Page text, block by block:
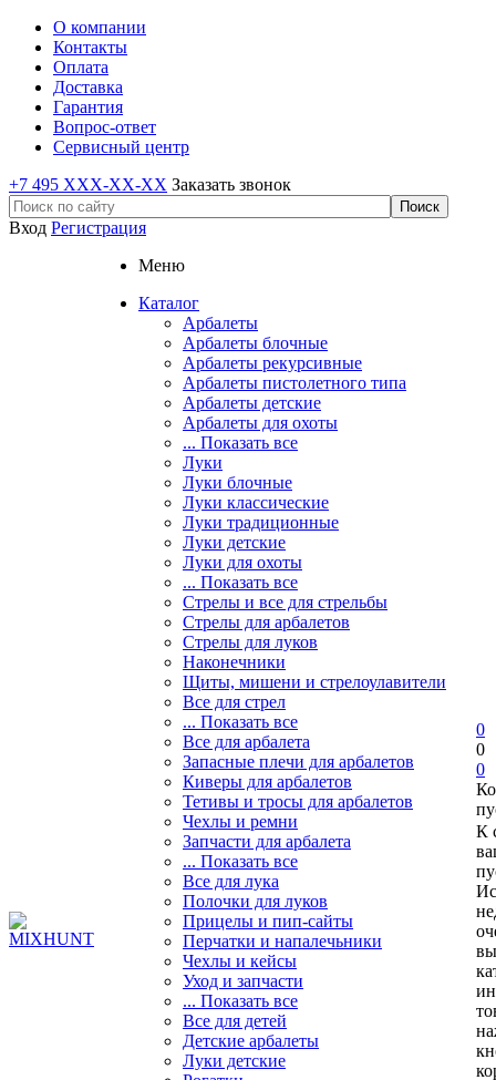
О компании
Контакты
Оплата
Доставка
Гарантия
Вопрос-ответ
Сервисный центр
+7 495 XXX-XX-XX Заказать звонок
Вход Регистрация
Меню
Каталог
Арбалеты
Арбалеты блочные
Арбалеты рекурсивные
Арбалеты пистолетного типа
Арбалеты детские
Арбалеты для охоты
... Показать все
Луки
Луки блочные
Луки классические
Луки традиционные
Луки детские
Луки для охоты
... Показать все
Стрелы и все для стрельбы
Стрелы для арбалетов
Стрелы для луков
Наконечники
Щиты, мишени и стрелоулавители
Все для стрел
... Показать все
Все для арбалета
Запасные плечи для арбалетов
Киверы для арбалетов
Тетивы и тросы для арбалетов
Чехлы и ремни
Запчасти для арбалета
... Показать все
Все для лука
Полочки для луков
Прицелы и пип-сайты
Перчатки и напалечьники
Чехлы и кейсы
Уход и запчасти
... Показать все
Все для детей
Детские арбалеты
Луки детские
0
0
0
К